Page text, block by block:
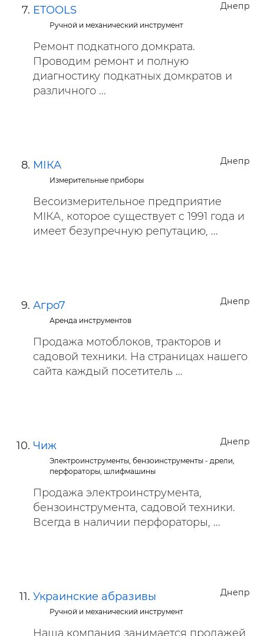
Днепр
ETOOLS
Ручной и механический инструмент
Ремонт подкатного домкрата.
Проводим ремонт и полную
диагностику подкатных домкратов и
различного ...
Днепр
МІКА
Измерительные приборы
Весоизмерительное предприятие
МІКА, которое существует с 1991 года и
имеет безупречную репутацию, ...
Днепр
Агро7
Аренда инструментов
Продажа мотоблоков, тракторов и
садовой техники. На страницах нашего
сайта каждый посетитель ...
Днепр
Чиж
Электроинструменты, бензоинструменты - дрели,
перфораторы, шлифмашины
Продажа электроинструмента,
бензоинструмента, садовой техники.
Всегда в наличии перфораторы, ...
Днепр
Украинские абразивы
Ручной и механический инструмент
Наша компания занимается продажей